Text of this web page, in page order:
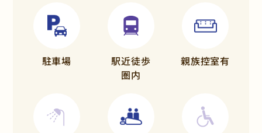
駐車場
駅近徒歩
圏内
親族控室有